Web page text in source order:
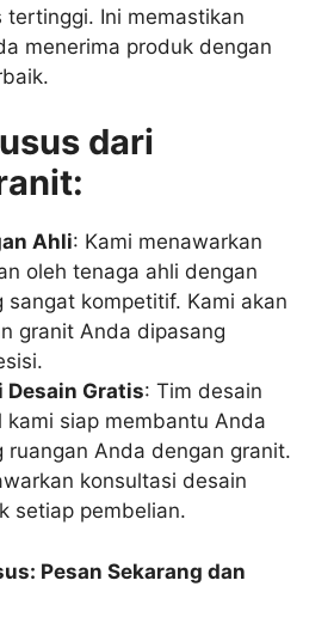
tertinggi. Ini memastikan
menerima produk dengan
dari
Ahli: Kami menawarkan
oleh tenaga ahli dengan
sangat kompetitif. Kami akan
granit Anda dipasang
Desain Gratis: Tim desain
kami siap membantu Anda
ruangan Anda dengan granit.
konsultasi desain
setiap pembelian.
Pesan Sekarang dan